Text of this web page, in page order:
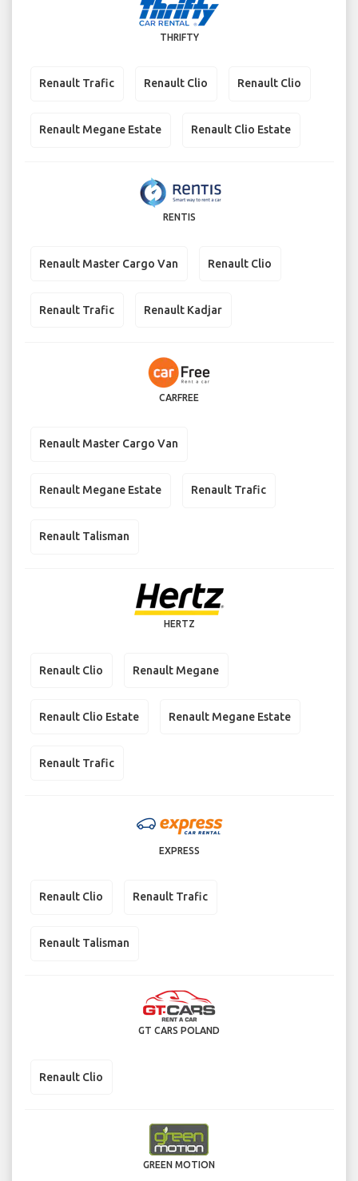
THRIFTY
Renault Trafic Renault Clio Renault Clio
Renault Megane Estate Renault Clio Estate
RENTIS
Renault Master Cargo Van Renault Clio
Renault Trafic Renault Kadjar
CARFREE
Renault Master Cargo Van
Renault Megane Estate Renault Trafic
Renault Talisman
HERTZ
Renault Clio Renault Megane
Renault Clio Estate Renault Megane Estate
Renault Trafic
EXPRESS
Renault Clio Renault Trafic
Renault Talisman
GT CARS POLAND
Renault Clio
GREEN MOTION